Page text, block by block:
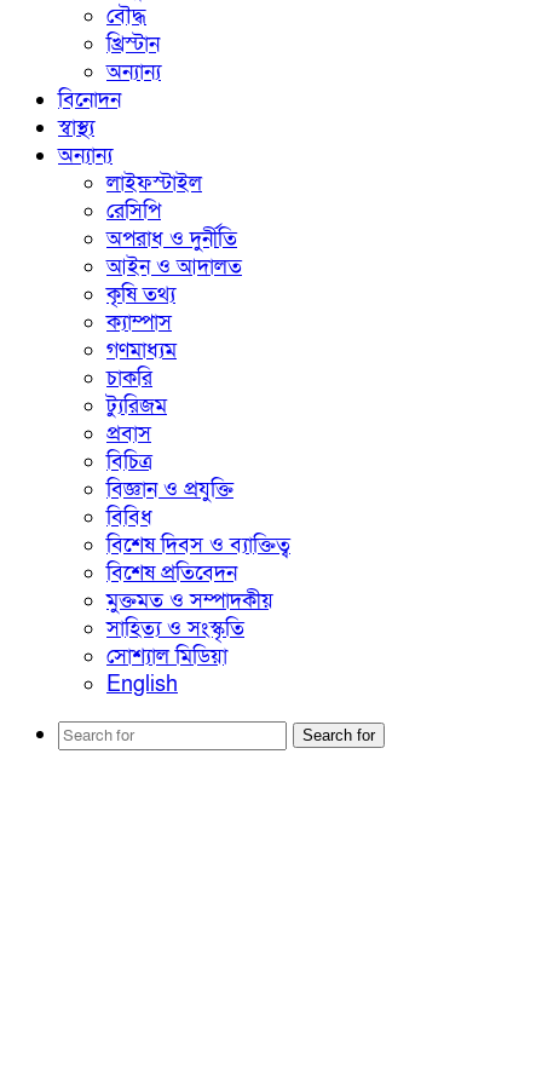
বৌদ্ধ
খ্রিস্টান
অন্যান্য
বিনোদন
স্বাস্থ্য
অন্যান্য
লাইফস্টাইল
রেসিপি
অপরাধ ও দুর্নীতি
আইন ও আদালত
কৃষি তথ্য
ক্যাম্পাস
গণমাধ্যম
চাকরি
ট্যুরিজম
প্রবাস
বিচিত্র
বিজ্ঞান ও প্রযুক্তি
বিবিধ
বিশেষ দিবস ও ব্যাক্তিত্ব
বিশেষ প্রতিবেদন
মুক্তমত ও সম্পাদকীয়
সাহিত্য ও সংস্কৃতি
সোশ্যাল মিডিয়া
English
Search for